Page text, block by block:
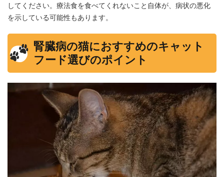
してください。療法食を食べてくれないこと自体が、病状の悪化
を示している可能性もあります。
腎臓病の猫におすすめのキャット
フード選びのポイント